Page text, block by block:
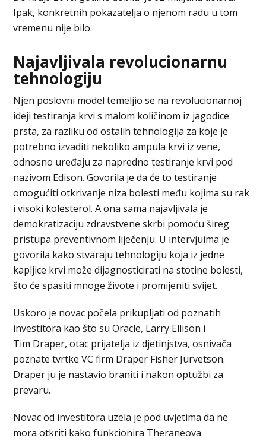
Ipak, konkretnih pokazatelja o njenom radu u tom
vremenu nije bilo.
Najavljivala revolucionarnu
tehnologiju
Njen poslovni model temeljio se na revolucionarnoj
ideji testiranja krvi s malom količinom iz jagodice
prsta, za razliku od ostalih tehnologija za koje je
potrebno izvaditi nekoliko ampula krvi iz vene,
odnosno uređaju za napredno testiranje krvi pod
nazivom Edison. Govorila je da će to testiranje
omogućiti otkrivanje niza bolesti među kojima su rak
i visoki kolesterol. A ona sama najavljivala je
demokratizaciju zdravstvene skrbi pomoću šireg
pristupa preventivnom liječenju. U intervjuima je
govorila kako stvaraju tehnologiju koja iz jedne
kapljice krvi može dijagnosticirati na stotine bolesti,
što će spasiti mnoge živote i promijeniti svijet.
Uskoro je novac počela prikupljati od poznatih
investitora kao što su Oracle, Larry Ellison i
Tim Draper, otac prijatelja iz djetinjstva, osnivača
poznate tvrtke VC firm Draper Fisher Jurvetson.
Draper ju je nastavio braniti i nakon optužbi za
prevaru.
Novac od investitora uzela je pod uvjetima da ne
mora otkriti kako funkcionira Theraneova